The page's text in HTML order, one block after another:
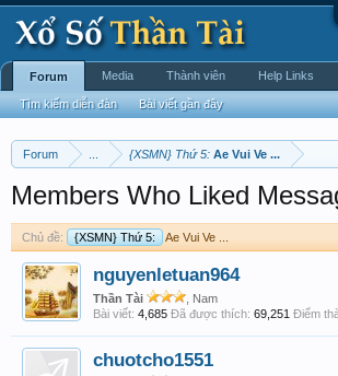
Forum {XSMN} Thứ 5: Ae Vui Ve ...
Members Who Liked
Chủ đề: {XSMN} Thứ 5: Ae Vui Ve ...
nguyenletuan964
Thần Tài
, Nam
Bài viết: 4,685 Đã được thích: 69,251 Điểm
chuotcho1551
Forum
Tìm kiếm diễn đàn Bài viết gần đây
Media Thành viên Help Links